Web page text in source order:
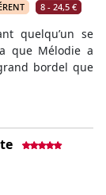
8 - 24,5 €
quelqu’un se
que Mélodie a
bordel que